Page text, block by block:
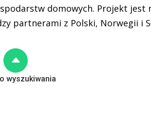
domowych. Projekt jest
partnerami z Polski, Norwegii i
wyszukiwania